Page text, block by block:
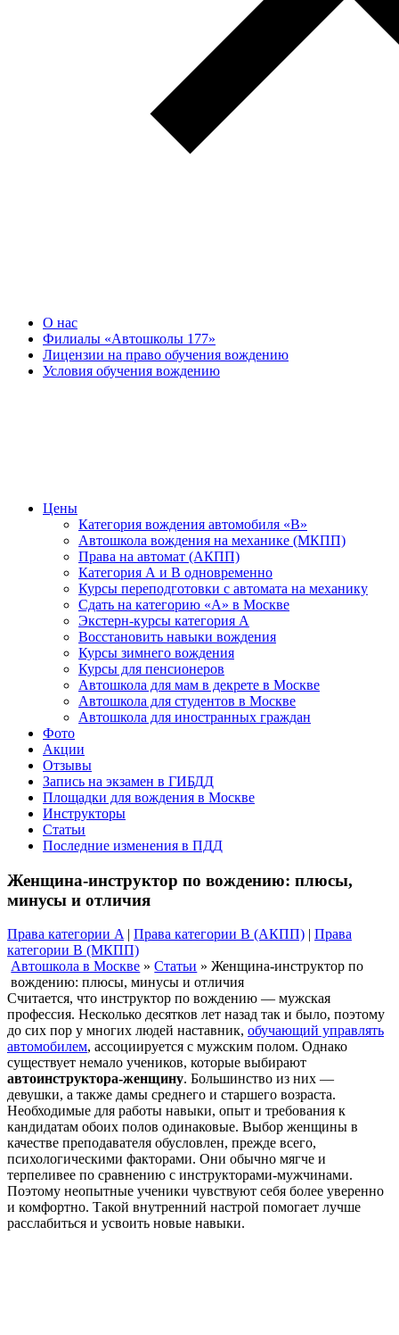
О нас
Филиалы «Автошколы 177»
Лицензии на право обучения вождению
Условия обучения вождению
Цены
Категория вождения автомобиля «В»
Автошкола вождения на механике (МКПП)
Права на автомат (АКПП)
Категория А и В одновременно
Курсы переподготовки с автомата на механику
Сдать на категорию «А» в Москве
Экстерн-курсы категория А
Восстановить навыки вождения
Курсы зимнего вождения
Курсы для пенсионеров
Автошкола для мам в декрете в Москве
Автошкола для студентов в Москве
Автошкола для иностранных граждан
Фото
Акции
Отзывы
Запись на экзамен в ГИБДД
Площадки для вождения в Москве
Инструкторы
Статьи
Последние изменения в ПДД
Женщина-инструктор по вождению: плюсы,
минусы и отличия
Права категории A| Права категории B (АКПП) | Права
категории B (МКПП)
Автошкола в Москве » Статьи » Женщина-инструктор по
вождению: плюсы, минусы и отличия
Считается, что инструктор по вождению — мужская
профессия. Несколько десятков лет назад так и было, поэтому
до сих пор у многих людей наставник, обучающий управлять
автомобилем, ассоциируется с мужским полом. Однако
существует немало учеников, которые выбирают
автоинструктора-женщину. Большинство из них —
девушки, а также дамы среднего и старшего возраста.
Необходимые для работы навыки, опыт и требования к
кандидатам обоих полов одинаковые. Выбор женщины в
качестве преподавателя обусловлен, прежде всего,
психологическими факторами. Они обычно мягче и
терпеливее по сравнению с инструкторами-мужчинами.
Поэтому неопытные ученики чувствуют себя более уверенно
и комфортно. Такой внутренний настрой помогает лучше
расслабиться и усвоить новые навыки.